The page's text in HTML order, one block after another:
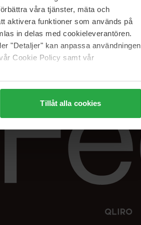
våra tjänster, mäta och
aktivera funktioner som används på
in delas med cookieleverantören.
"Detaljer" kan anpassa användningen
Cookie Policy samt vår
Tillåt alla cookies
bestillingen min
og reklamasjon
har blitt
Instagram
Linkedin